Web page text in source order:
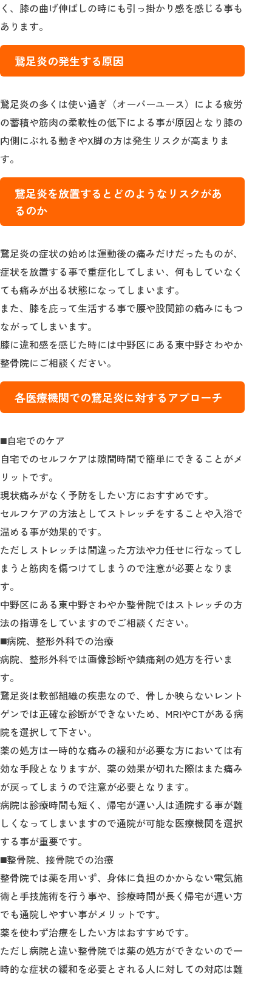
く、膝の曲げ伸ばしの時にも引っ掛かり感を感じる事も
あります。
鵞足炎の発生する原因
鵞足炎の多くは使い過ぎ（オーバーユース）による疲労
の蓄積や筋肉の柔軟性の低下による事が原因となり膝の
内側にぶれる動きやX脚の方は発生リスクが高まりま
す。
鵞足炎を放置するとどのようなリスクがあ
るのか
鵞足炎の症状の始めは運動後の痛みだけだったものが、
症状を放置する事で重症化してしまい、何もしていなく
ても痛みが出る状態になってしまいます。
また、膝を庇って生活する事で腰や股関節の痛みにもつ
ながってしまいます。
膝に違和感を感じた時には中野区にある東中野さわやか
整骨院にご相談ください。
各医療機関での鵞足炎に対するアプローチ
◼️自宅でのケア
自宅でのセルフケアは隙間時間で簡単にできることがメ
リットです。
現状痛みがなく予防をしたい方におすすめです。
セルフケアの方法としてストレッチをすることや入浴で
温める事が効果的です。
ただしストレッチは間違った方法や力任せに行なってし
まうと筋肉を傷つけてしまうので注意が必要となりま
す。
中野区にある東中野さわやか整骨院ではストレッチの方
法の指導をしていますのでご相談ください。
◼️病院、整形外科での治療
病院、整形外科では画像診断や鎮痛剤の処方を行いま
す。
鵞足炎は軟部組織の疾患なので、骨しか映らないレント
ゲンでは正確な診断ができないため、MRIやCTがある病
院を選択して下さい。
薬の処方は一時的な痛みの緩和が必要な方においては有
効な手段となりますが、薬の効果が切れた際はまた痛み
が戻ってしまうので注意が必要となります。
病院は診療時間も短く、帰宅が遅い人は通院する事が難
しくなってしまいますので通院が可能な医療機関を選択
する事が重要です。
◼️整骨院、接骨院での治療
整骨院では薬を用いず、身体に負担のかからない電気施
術と手技施術を行う事や、診療時間が長く帰宅が遅い方
でも通院しやすい事がメリットです。
薬を使わず治療をしたい方はおすすめです。
ただし病院と違い整骨院では薬の処方ができないので一
時的な症状の緩和を必要とされる人に対しての対応は難